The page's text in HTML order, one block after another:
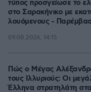
τύπος προσγείωσε το
στο Σαρακήνικο με
λουόμενους -
09.08.2026, 14:15
Πώς ο Μέγας
τους Ιλλυριούς: Οι
Έλληνα στρατηλάτη